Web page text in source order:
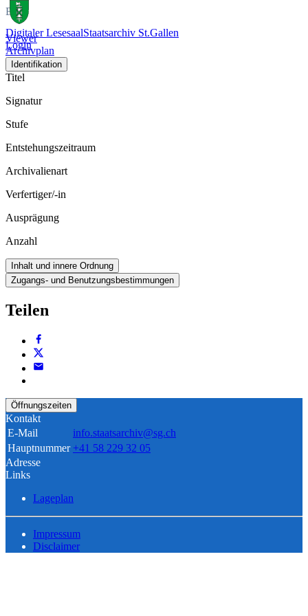
Digitaler LesesaalStaatsarchiv St.Gallen
Login
Bild
Viewer
Archivplan
Identifikation
Titel
Signatur
Stufe
Entstehungszeitraum
Archivalienart
Verfertiger/-in
Ausprägung
Anzahl
Inhalt und innere Ordnung
Zugangs- und Benutzungsbestimmungen
Teilen
Öffnungszeiten
Kontakt
E-Mail
info.staatsarchiv@sg.ch
Hauptnummer +41 58 229 32 05
Adresse
Links
Lageplan
Impressum
Disclaimer